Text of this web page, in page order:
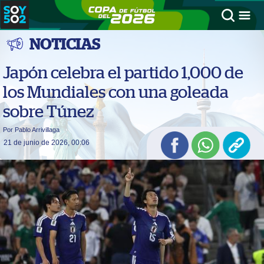
NOTICIAS
Japón celebra el partido 1,000 de
los Mundiales con una goleada
sobre Túnez
Por Pablo Arrivillaga
21 de junio de 2026, 00:06